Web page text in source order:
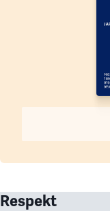
Respekt